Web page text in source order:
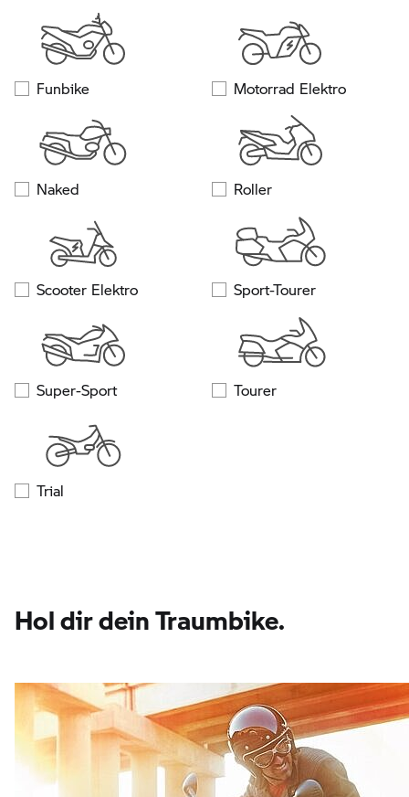
Funbike Motorrad Elektro
Naked Roller
Scooter Elektro Sport-Tourer
Super-Sport Tourer
Trial
Hol dir dein Traumbike.